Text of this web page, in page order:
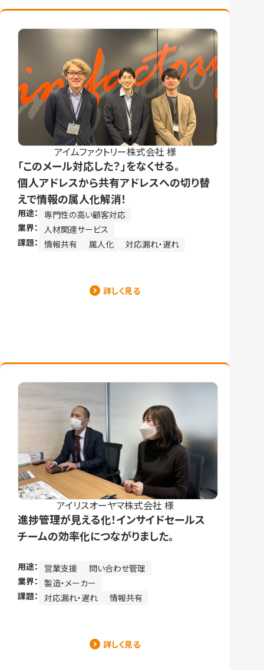
アイムファクトリー株式会社 様
「このメール対応した？」をなくせる。
個人アドレスから共有アドレスへの切り替
えで情報の属人化解消！
用途： 専門性の高い顧客対応
業界：
人材関連サービス
課題： 情報共有 属人化 対応漏れ・遅れ
詳しく見る
アイリスオーヤマ株式会社 様
進捗管理が見える化！インサイドセールス
チームの効率化につながりました。
用途： 営業支援
問い合わせ管理
業界： 製造・メーカー
課題： 対応漏れ・遅れ 情報共有
詳しく見る